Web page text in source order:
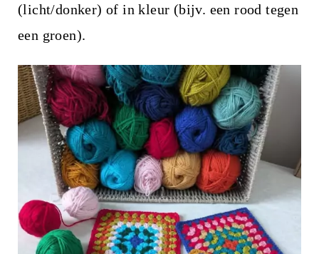
(licht/donker) of in kleur (bijv. een rood tegen
een groen).